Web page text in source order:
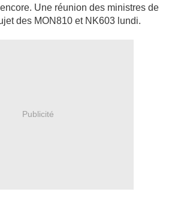
Une réunion des ministres de
des MON810 et NK603 lundi.
Publicité